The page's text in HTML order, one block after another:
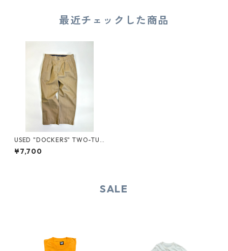
最近チェックした商品
USED "DOCKERS" TWO-TUC
K CHINO PANTS
¥7,700
SALE